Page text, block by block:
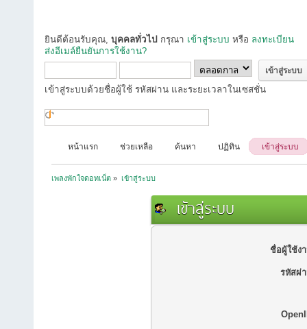
ยินดีต้อนรับคุณ, บุคคลทั่วไป กรุณา เข้าสู่ระบบ หรือ ลงทะเบียน
ส่งอีเมล์ยืนยันการใช้งาน?
เข้าสู่ระบบด้วยชื่อผู้ใช้ รหัสผ่าน และระยะเวลาในเซสชั่น
หน้าแรก ช่วยเหลือ ค้นหา ปฏิทิน เข้าสู่ระบบ
เพลงพักใจดอทเน็ต » เข้าสู่ระบบ
เข้าสู่ระบบ
ชื่อผู้ใช้ง
รหัสผ่